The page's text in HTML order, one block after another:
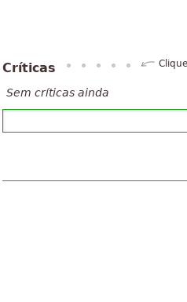
Críticas
Sem críticas ainda